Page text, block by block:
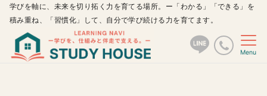
学びを軸に、未来を切り拓く力を育てる場所。ー「わかる」「できる」を
積み重ね、「習慣化」して、自分で学び続ける力を育てます。
Menu